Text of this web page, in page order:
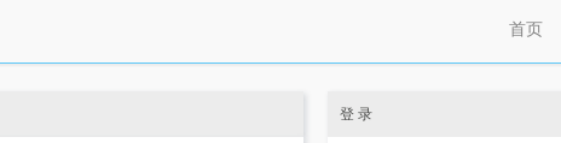
首页
登 录